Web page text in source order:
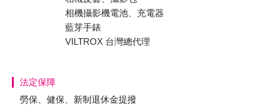
相機攝影機電池、充電器
藍芽手錶
VILTROX 台灣總代理
法定保障
勞保、健保、新制退休金提撥